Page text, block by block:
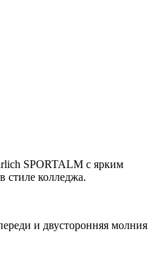
SPORTALM с ярким
стиле колледжа.
и двусторонняя молния